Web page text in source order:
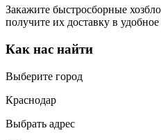
Закажите быстросборные
получите их доставку в
Как нас найти
Выберите город
Краснодар
Выбрать адрес